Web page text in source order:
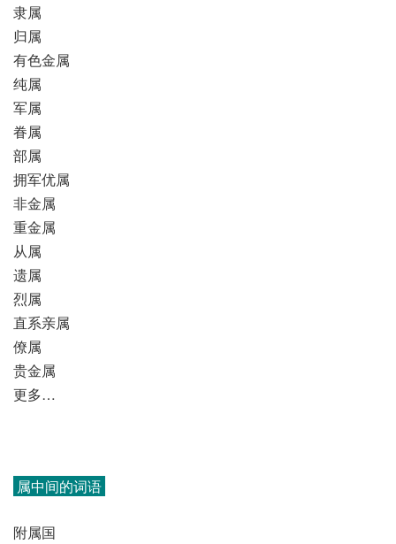
隶属
归属
有色金属
纯属
军属
眷属
部属
拥军优属
非金属
重金属
从属
遗属
烈属
直系亲属
僚属
贵金属
更多…
属中间的词语
附属国